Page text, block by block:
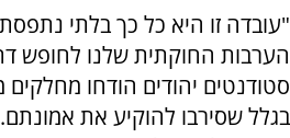
"עובדה זו היא כל כך בלתי
הערבות החוקתית שלנו לחופש
סטודנטים יהודים הודחו
בגלל שסירבו להוקיע את